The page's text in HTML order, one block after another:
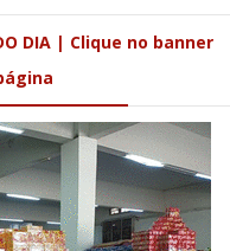
DIA | Clique no banner